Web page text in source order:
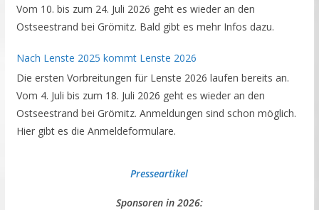
Vom 10. bis zum 24. Juli 2026 geht es wieder an den
Ostseestrand bei Grömitz. Bald gibt es mehr Infos dazu.
Nach Lenste 2025 kommt Lenste 2026
Die ersten Vorbreitungen für Lenste 2026 laufen bereits an.
Vom 4. Juli bis zum 18. Juli 2026 geht es wieder an den
Ostseestrand bei Grömitz. Anmeldungen sind schon möglich.
Hier gibt es die Anmeldeformulare.
Presseartikel
Sponsoren in 2026: